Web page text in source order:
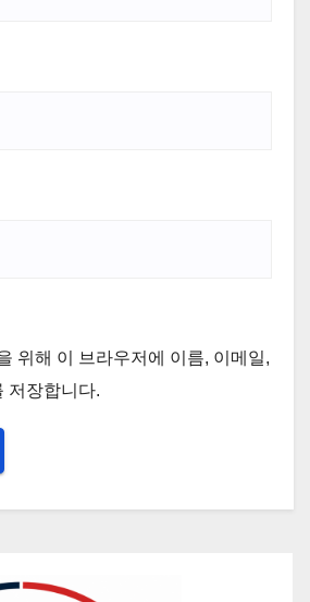
위해 이 브라우저에 이름, 이메일,
저장합니다.